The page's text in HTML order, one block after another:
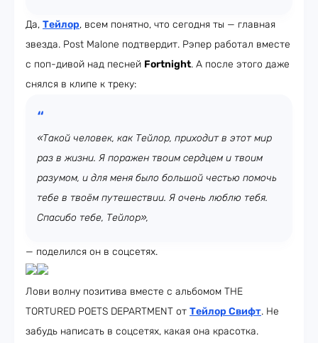
Да, Тейлор, всем понятно, что сегодня ты — главная
звезда. Post Malone подтвердит. Рэпер работал вместе
с поп-дивой над песней Fortnight. А после этого даже
снялся в клипе к треку:
«Такой человек, как Тейлор, приходит в этот мир
раз в жизни. Я поражен твоим сердцем и твоим
разумом, и для меня было большой честью помочь
тебе в твоём путешествии. Я очень люблю тебя.
Спасибо тебе, Тейлор»,
— поделился он в соцсетях.
Лови волну позитива вместе с альбомом THE
TORTURED POETS DEPARTMENT от Тейлор Свифт. Не
забудь написать в соцсетях, какая она красотка.